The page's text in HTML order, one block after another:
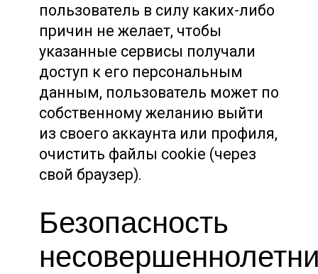
пользователь в силу каких-либо
причин не желает, чтобы
указанные сервисы получали
доступ к его персональным
данным, пользователь может по
собственному желанию выйти
из своего аккаунта или профиля,
очистить файлы cookie (через
свой браузер).
Безопасность